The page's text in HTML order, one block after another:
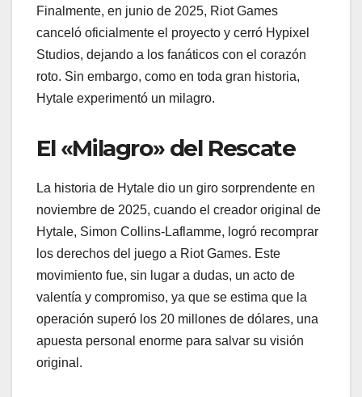
Finalmente, en junio de 2025, Riot Games
canceló oficialmente el proyecto y cerró Hypixel
Studios, dejando a los fanáticos con el corazón
roto. Sin embargo, como en toda gran historia,
Hytale experimentó un milagro.
El «Milagro» del Rescate
La historia de Hytale dio un giro sorprendente en
noviembre de 2025, cuando el creador original de
Hytale, Simon Collins-Laflamme, logró recomprar
los derechos del juego a Riot Games. Este
movimiento fue, sin lugar a dudas, un acto de
valentía y compromiso, ya que se estima que la
operación superó los 20 millones de dólares, una
apuesta personal enorme para salvar su visión
original.